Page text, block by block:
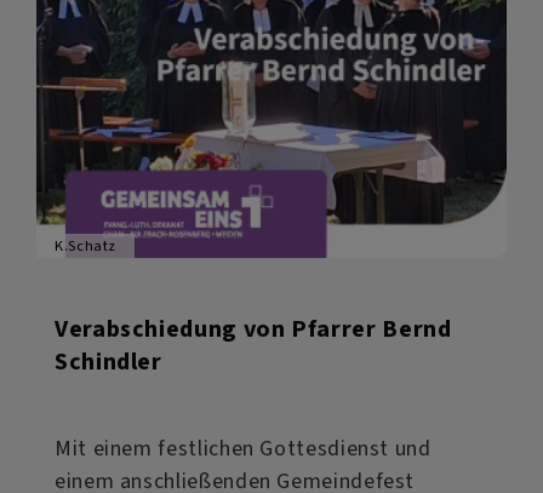
K.Schatz
Verabschiedung von Pfarrer Bernd
Schindler
Mit einem festlichen Gottesdienst und
einem anschließenden Gemeindefest